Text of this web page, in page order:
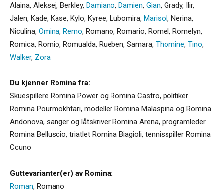
Alaina, Aleksej, Berkley, Damiano, Damien, Gian, Grady, Ilir,
Jalen, Kade, Kase, Kylo, Kyree, Lubomira, Marisol, Nerina,
Niculina, Omina, Remo, Romano, Romario, Romel, Romelyn,
Romica, Romio, Romualda, Rueben, Samara, Thomine, Tino,
Walker, Zora
Du kjenner Romina fra:
Skuespillere Romina Power og Romina Castro, politiker
Romina Pourmokhtari, modeller Romina Malaspina og Romina
Andonova, sanger og låtskriver Romina Arena, programleder
Romina Belluscio, triatlet Romina Biagioli, tennisspiller Romina
Ccuno
Guttevarianter(er) av Romina:
Roman, Romano